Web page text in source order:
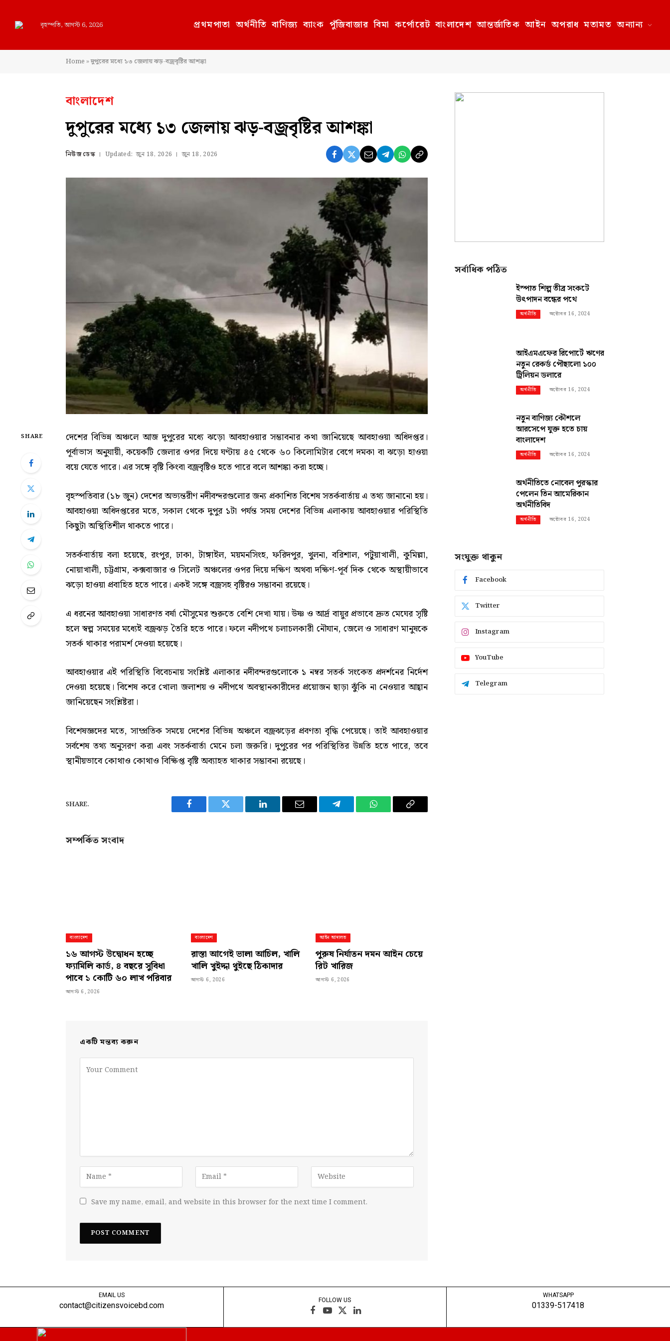
বৃহস্পতি, আগস্ট 6, 2026 প্রথমপাতা অর্থনীতি বাণিজ্য ব্যাংক পুঁজিবাজার বিমা কর্পোরেট বাংলাদেশ আন্তর্জাতিক আইন অপরাধ মতামত অন্যান্য
Home»দুপুরের মধ্যে ১৩ জেলায় ঝড়-বজ্রবৃষ্টির আশঙ্কা
বাংলাদেশ
দুপুরের মধ্যে ১৩ জেলায় ঝড়-বজ্রবৃষ্টির আশঙ্কা
নিউজ ডেস্ক Updated: জুন 18, 2026 জুন 18, 2026
SHARE
দেশের বিভিন্ন অঞ্চলে আজ দুপুরের মধ্যে ঝড়ো আবহাওয়ার সম্ভাবনার কথা জানিয়েছে আবহাওয়া অধিদপ্তর।
পূর্বাভাস অনুযায়ী, কয়েকটি জেলার ওপর দিয়ে ঘণ্টায় ৪৫ থেকে ৬০ কিলোমিটার বেগে দমকা বা ঝড়ো হাওয়া
বয়ে যেতে পারে। এর সঙ্গে বৃষ্টি কিংবা বজ্রবৃষ্টিও হতে পারে বলে আশঙ্কা করা হচ্ছে।
বৃহস্পতিবার (১৮ জুন) দেশের অভ্যন্তরীণ নদীবন্দরগুলোর জন্য প্রকাশিত বিশেষ সতর্কবার্তায় এ তথ্য জানানো হয়।
আবহাওয়া অধিদপ্তরের মতে, সকাল থেকে দুপুর ১টা পর্যন্ত সময় দেশের বিভিন্ন এলাকায় আবহাওয়ার পরিস্থিতি
কিছুটা অস্থিতিশীল থাকতে পারে।
সতর্কবার্তায় বলা হয়েছে, রংপুর, ঢাকা, টাঙ্গাইল, ময়মনসিংহ, ফরিদপুর, খুলনা, বরিশাল, পটুয়াখালী, কুমিল্লা,
নোয়াখালী, চট্টগ্রাম, কক্সবাজার ও সিলেট অঞ্চলের ওপর দিয়ে দক্ষিণ অথবা দক্ষিণ-পূর্ব দিক থেকে অস্থায়ীভাবে
ঝড়ো হাওয়া প্রবাহিত হতে পারে। একই সঙ্গে বজ্রসহ বৃষ্টিরও সম্ভাবনা রয়েছে।
এ ধরনের আবহাওয়া সাধারণত বর্ষা মৌসুমের শুরুতে বেশি দেখা যায়। উষ্ণ ও আর্দ্র বায়ুর প্রভাবে দ্রুত মেঘের সৃষ্টি
হলে স্বল্প সময়ের মধ্যেই বজ্রঝড় তৈরি হতে পারে। ফলে নদীপথে চলাচলকারী নৌযান, জেলে ও সাধারণ মানুষকে
সতর্ক থাকার পরামর্শ দেওয়া হয়েছে।
আবহাওয়ার এই পরিস্থিতি বিবেচনায় সংশ্লিষ্ট এলাকার নদীবন্দরগুলোকে ১ নম্বর সতর্ক সংকেত প্রদর্শনের নির্দেশ
দেওয়া হয়েছে। বিশেষ করে খোলা জলাশয় ও নদীপথে অবস্থানকারীদের প্রয়োজন ছাড়া ঝুঁকি না নেওয়ার আহ্বান
জানিয়েছেন সংশ্লিষ্টরা।
বিশেষজ্ঞদের মতে, সাম্প্রতিক সময়ে দেশের বিভিন্ন অঞ্চলে বজ্রঝড়ের প্রবণতা বৃদ্ধি পেয়েছে। তাই আবহাওয়ার
সর্বশেষ তথ্য অনুসরণ করা এবং সতর্কবার্তা মেনে চলা জরুরি। দুপুরের পর পরিস্থিতির উন্নতি হতে পারে, তবে
স্থানীয়ভাবে কোথাও কোথাও বিক্ষিপ্ত বৃষ্টি অব্যাহত থাকার সম্ভাবনা রয়েছে।
SHARE.
Facebook Twitter LinkedIn Email Telegram WhatsAppCopy
সম্পর্কিত সংবাদ
বাংলাদেশ
১৬ আগস্ট উদ্বোধন হচ্ছে
ফ্যামিলি কার্ড, ৪ বছরে সুবিধা
পাবে ১ কোটি ৬০ লাখ পরিবার
আগস্ট 6, 2026
বাংলাদেশ
রাস্তা আগেই ভালা আচিল, খালি
খালি খুইদ্দা থুইছে ঠিকাদার
আগস্ট 6, 2026
আইন আদালত
পুরুষ নির্যাতন দমন আইন চেয়ে
রিট খারিজ
আগস্ট 6, 2026
একটি মন্তব্য করুন
Save my name, email, and website in this browser for the next time I comment.
সর্বাধিক পঠিত
ইস্পাত শিল্প তীব্র সংকটে
উৎপাদন বন্ধের পথে
অর্থনীতি অক্টোবর 16, 2024
আইএমএফের রিপোর্টে ঋণের
নতুন রেকর্ড পৌছালো ১০০
ট্রিলিয়ন ডলারে
অর্থনীতি অক্টোবর 16, 2024
নতুন বাণিজ্য কৌশলে
আরসেপে যুক্ত হতে চায়
বাংলাদেশ
অর্থনীতি অক্টোবর 16, 2024
অর্থনীতিতে নোবেল পুরস্কার
পেলেন তিন আমেরিকান
অর্থনীতিবিদ
অর্থনীতি অক্টোবর 16, 2024
সংযুক্ত থাকুন
Facebook
Twitter
Instagram
YouTube
Telegram
EMAIL US
contact@citizensvoicebd.com
FOLLOW US
Facebook
YouTube
X
(Twitter)
LinkedIn
WHATSAPP
01339-517418